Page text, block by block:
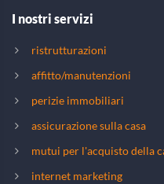
I nostri servizi
ristrutturazioni
affitto/manutenzioni
perizie immobiliari
assicurazione sulla casa
mutui per l'acquisto della
internet marketing